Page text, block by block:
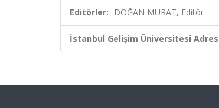
Editörler: DOĞAN MURAT, Editör
İstanbul Gelişim Üniversitesi